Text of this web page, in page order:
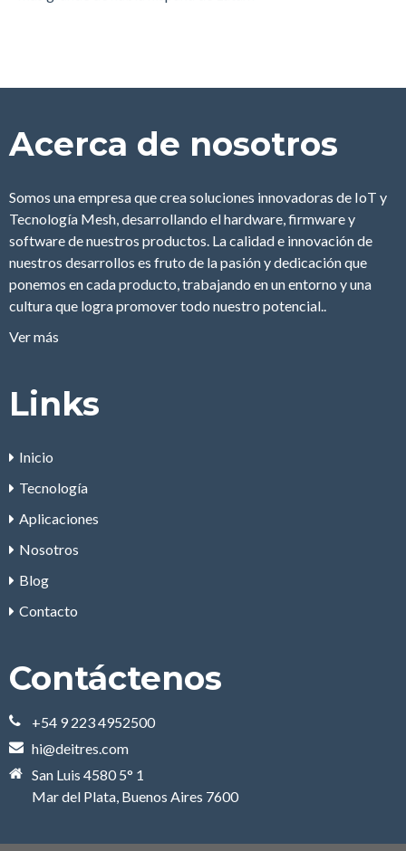
Seguritec Perú Virtual 2021
Acerca de nosotros
Somos una empresa que crea soluciones innovadoras de IoT y
Tecnología Mesh, desarrollando el hardware, firmware y
software de nuestros productos. La calidad e innovación de
nuestros desarrollos es fruto de la pasión y dedicación que
ponemos en cada producto, trabajando en un entorno y una
cultura que logra promover todo nuestro potencial..
Ver más
Links
Inicio
Tecnología
Aplicaciones
Nosotros
Blog
Contacto
Contáctenos
+54 9 223 4952500
hi@deitres.com
San Luis 4580 5° 1
Mar del Plata, Buenos Aires 7600